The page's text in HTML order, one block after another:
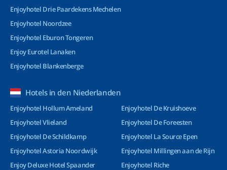
Enjoyhotel Drie Paardekens Mechelen
Enjoyhotel Noordzee
Enjoyhotel Eburon Tongeren
Enjoy Eurotel Lanaken
Enjoyhotel Blankenberge
Hotels in den Niederlanden
Enjoyhotel Hollum Ameland
Enjoyhotel Vlieland
Enjoyhotel De Schildkamp
Enjoyhotel Astoria Noordwijk
Enjoy Deluxe Hotel Spaander
Enjoyhotel De Kruishoeve
Enjoyhotel De Foreesten
Enjoyhotel La Source Epen
Enjoyhotel Millingen aan de Rijn
Enjoyhotel Riche